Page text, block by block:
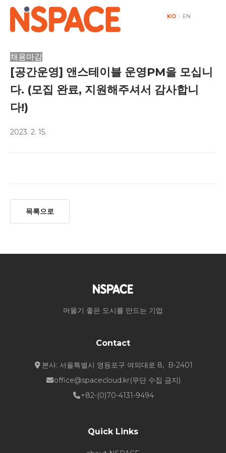
KO | EN
채용마감
[공간운영] 앤스테이블 운영PM을 모십니
다. (모집 완료, 지원해주셔서 감사합니
다!)
2023. 2. 15.
목록으로
머물기 좋은 도시를 만드는 기업
Contact
본사: 서울특별시 영등포구 여의대로 8, B-2401
office@spacecloud.kr(무단 수집 금지)
+82-(0)70-4131-9494
Quick Links